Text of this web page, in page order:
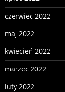
czerwiec 2022
maj 2022
kwiecień 2022
marzec 2022
luty 2022